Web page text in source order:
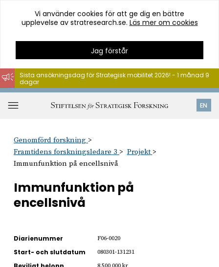
Hoppa
till
innehåll
Vi använder cookies för att ge dig en bättre
upplevelse av stratresearch.se. Läs mer om cookies
Jag förstår
EN
Sista ansökningsdag för Strategisk mobilitet 2026! - 1 månad 9
dagar
Genomförd forskning
Framtidens forskningsledare 3
Projekt
Immunfunktion på encellsnivå
Immunfunktion på
encellsnivå
Diarienummer F06-0020
Start- och slutdatum 080301-131231